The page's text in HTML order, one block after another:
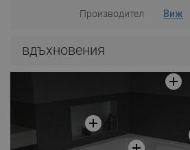
Производител Виж
вдъхновения